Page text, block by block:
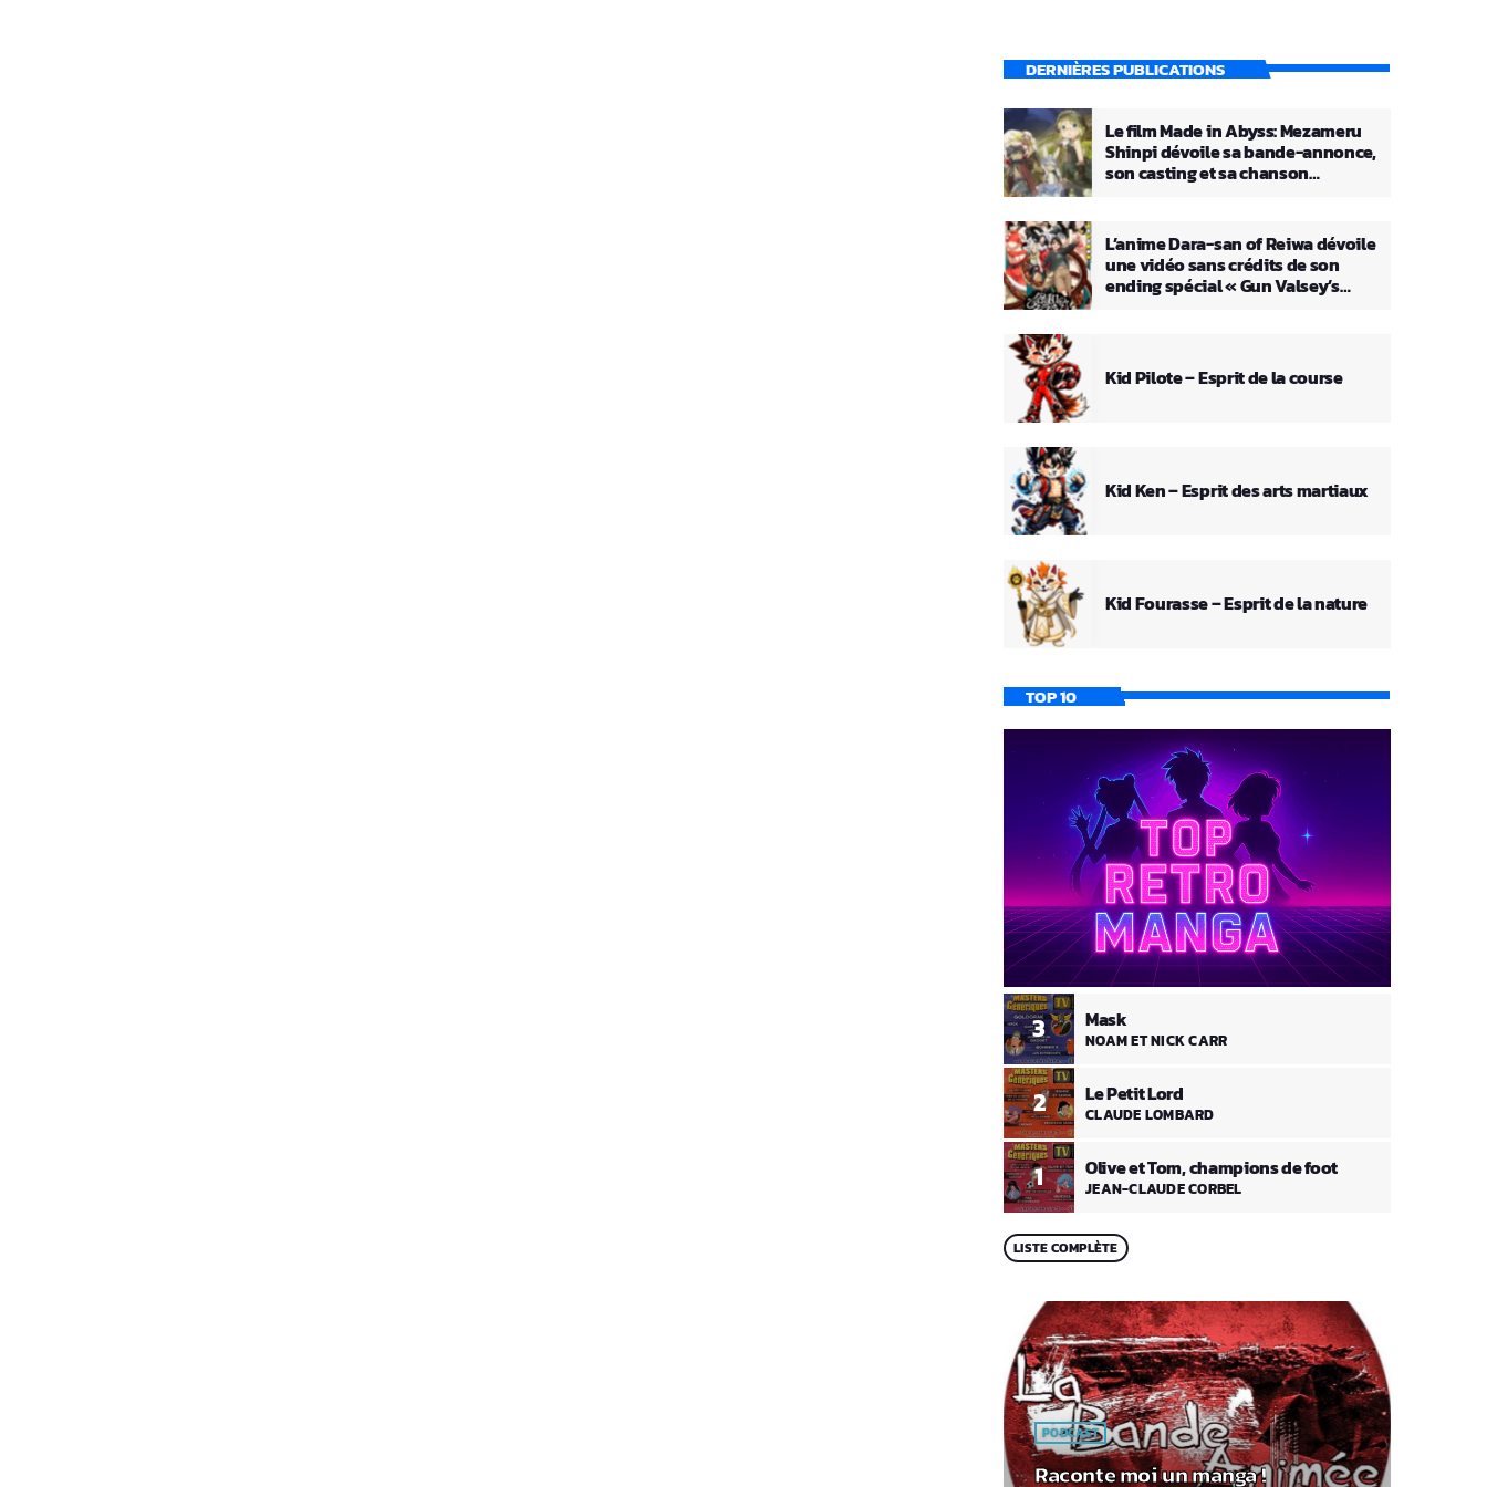
DERNIÈRES PUBLICATIONS
Le film Made in Abyss: Mezameru
Shinpi dévoile sa bande-annonce,
son casting et sa chanson
L’anime Dara-san of Reiwa dévoile
une vidéo sans crédits de son
ending spécial « Gun Valsey’s
Kid Pilote – Esprit de la course
Kid Ken – Esprit des arts martiaux
Kid Fourasse – Esprit de la nature
TOP 10
1 Olive et Tom, champions de foot
JEAN-CLAUDE CORBEL
2 Le Petit Lord
CLAUDE LOMBARD
3 Mask
NOAM ET NICK CARR
LISTE COMPLÈTE
PODCAST
Raconte moi un manga !